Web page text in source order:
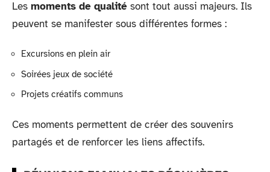
Les moments de qualité sont tout aussi majeurs. Ils
peuvent se manifester sous différentes formes :
Excursions en plein air
Soirées jeux de société
Projets créatifs communs
Ces moments permettent de créer des souvenirs
partagés et de renforcer les liens affectifs.